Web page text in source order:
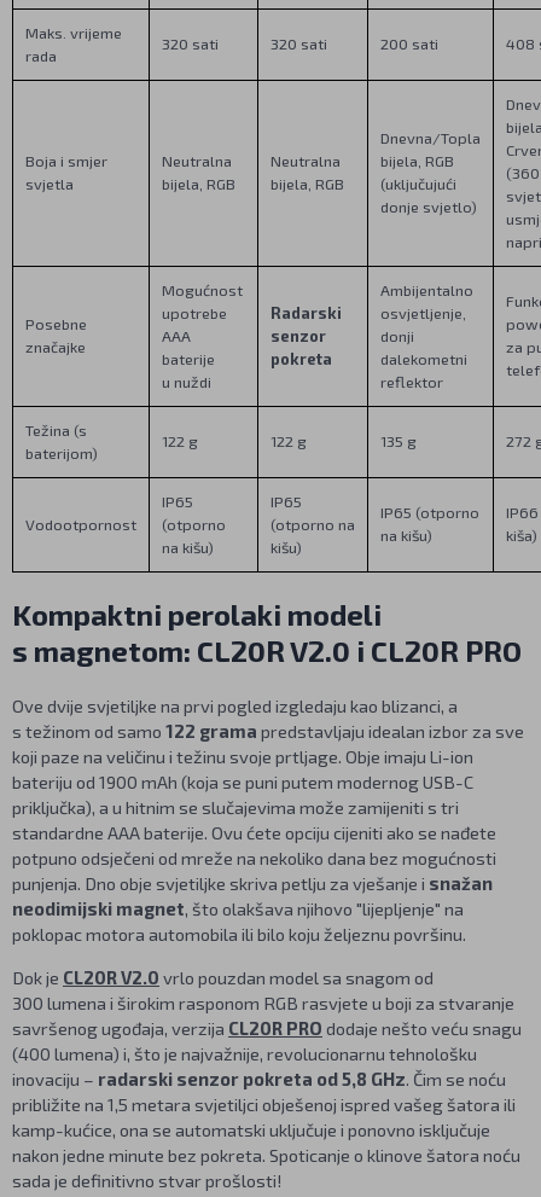
Maks. vrijeme
rada
320 sati 320 sati 200 sati 408
Boja i smjer
svjetla
Neutralna
bijela, RGB
Neutralna
bijela, RGB
Dnevna/Topla
bijela, RGB
(uključujući
donje svjetlo)
Posebne
značajke
Mogućnost
upotrebe
AAA
baterije
u nuždi
Radarski
senzor
pokreta
Ambijentalno
osvjetljenje,
donji
dalekometni
reflektor
za
Težina (s
baterijom)
122 g 122 g 135 g 272
Vodootpornost
IP65
(otporno
na kišu)
IP65
(otporno na
kišu)
IP65 (otporno
na kišu)
kiša)
Kompaktni perolaki modeli
s magnetom: CL20R V2.0 i CL20R PRO
Ove dvije svjetiljke na prvi pogled izgledaju kao blizanci, a
s težinom od samo 122 grama predstavljaju idealan izbor za sve
koji paze na veličinu i težinu svoje prtljage. Obje imaju Li-ion
bateriju od 1900 mAh (koja se puni putem modernog USB-C
priključka), a u hitnim se slučajevima može zamijeniti s tri
standardne AAA baterije. Ovu ćete opciju cijeniti ako se nađete
potpuno odsječeni od mreže na nekoliko dana bez mogućnosti
punjenja. Dno obje svjetiljke skriva petlju za vješanje i snažan
neodimijski magnet, što olakšava njihovo "lijepljenje" na
poklopac motora automobila ili bilo koju željeznu površinu.
Dok je CL20R V2.0 vrlo pouzdan model sa snagom od
300 lumena i širokim rasponom RGB rasvjete u boji za stvaranje
savršenog ugođaja, verzija CL20R PRO dodaje nešto veću snagu
(400 lumena) i, što je najvažnije, revolucionarnu tehnološku
inovaciju – radarski senzor pokreta od 5,8 GHz. Čim se noću
približite na 1,5 metara svjetiljci obješenoj ispred vašeg šatora ili
kamp-kućice, ona se automatski uključuje i ponovno isključuje
nakon jedne minute bez pokreta. Spoticanje o klinove šatora noću
sada je definitivno stvar prošlosti!